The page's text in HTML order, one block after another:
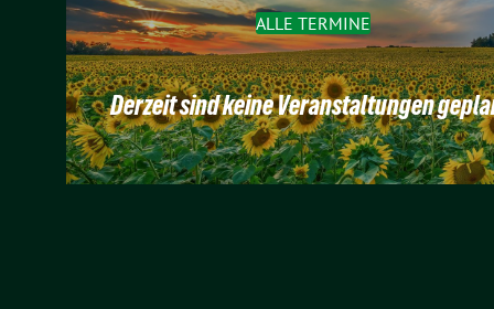
ALLE TERMINE
Derzeit sind keine Veranstaltungen